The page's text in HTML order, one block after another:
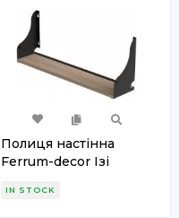
Полиця настінна
Ferrum-decor Ізі
Чорний ДСП Дуб Сан-
IN STOCK